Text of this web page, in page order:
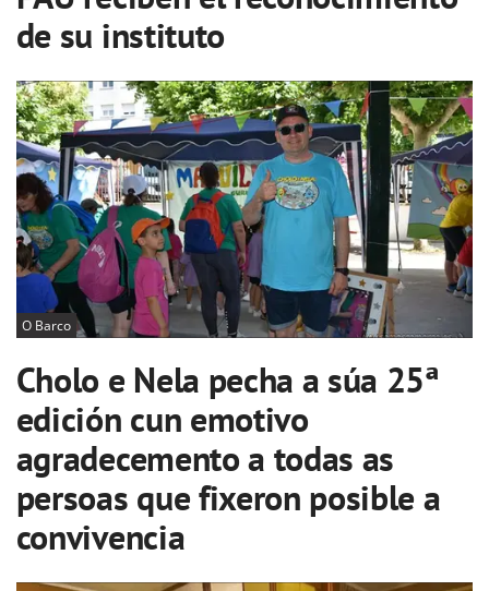
de su instituto
O Barco
Cholo e Nela pecha a súa 25ª
edición cun emotivo
agradecemento a todas as
persoas que fixeron posible a
convivencia